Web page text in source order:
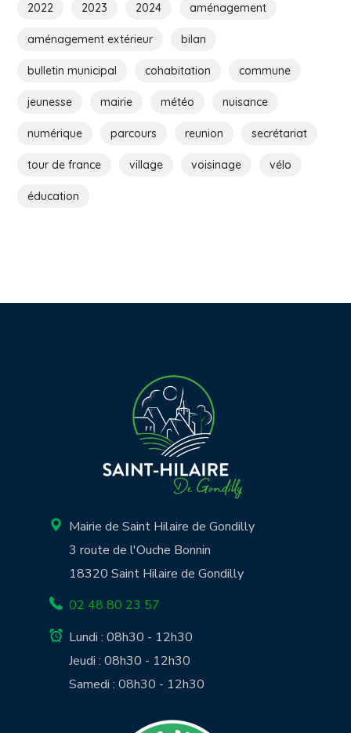
2022 2023 2024 aménagement
aménagement extérieur bilan
bulletin municipal cohabitation commune
jeunesse mairie météo nuisance
numérique parcours reunion secrétariat
tour de france village voisinage vélo
éducation
Mairie de Saint Hilaire de Gondilly
3 route de l'Ouche Bonnin
18320 Saint Hilaire de Gondilly
02 48 80 23 57
Lundi : 08h30 - 12h30
Jeudi : 08h30 - 12h30
Samedi : 08h30 - 12h30